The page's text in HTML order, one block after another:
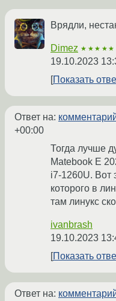
Врядли,
Dimez ★★★★★
19.10.2023
Показать
Ответ на:
+00:00
Тогда лучше
Matebook E
i7-1260U. Вот
которого в
там линукс
ivanbrash
19.10.2023
Показать
Ответ на: